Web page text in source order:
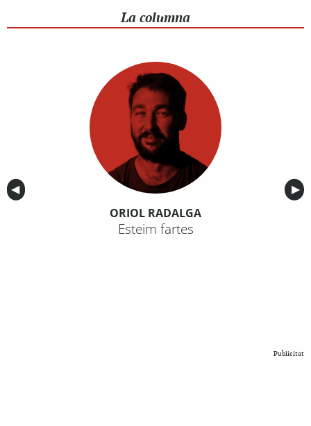
La columna
Anterior
◀︎ ▶︎
ORIOL RADALGA
Esteim fartes
Publicitat